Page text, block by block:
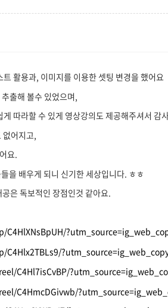
활용과, 이미지를 이용한 셋팅 변경을 했어요
출해 볼수 있었으며,
따라할 수 있게 영상강의도 제공해주셔서 감
어지고,
요.
을 배우게 되니 신기한 세상입니다. ㅎㅎ
은 독보적인 장점인것 같아요.
C4Hl7isCvBP/
C4HmcDGivwb/